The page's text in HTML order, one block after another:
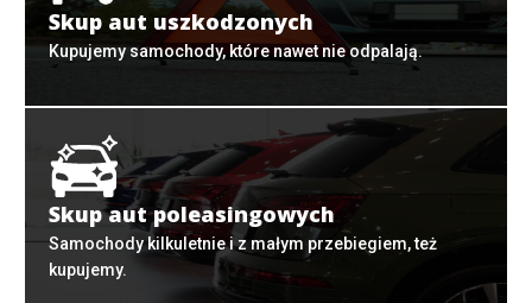
Skup aut uszkodzonych
Kupujemy samochody, które nawet nie odpalają.
Skup aut poleasingowych
Samochody kilkuletnie i z małym przebiegiem, też
kupujemy.